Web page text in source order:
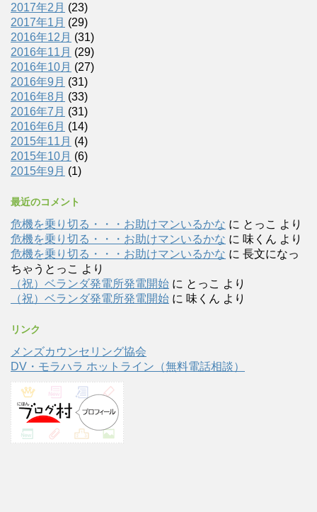
2017年2月 (23)
2017年1月 (29)
2016年12月 (31)
2016年11月 (29)
2016年10月 (27)
2016年9月 (31)
2016年8月 (33)
2016年7月 (31)
2016年6月 (14)
2015年11月 (4)
2015年10月 (6)
2015年9月 (1)
最近のコメント
危機を乗り切る・・・お助けマンいるかな に とっこ より
危機を乗り切る・・・お助けマンいるかな に 味くん より
危機を乗り切る・・・お助けマンいるかな に 長文になっ
ちゃうとっこ より
（祝）ベランダ発電所発電開始 に とっこ より
（祝）ベランダ発電所発電開始 に 味くん より
リンク
メンズカウンセリング協会
DV・モラハラ ホットライン（無料電話相談）